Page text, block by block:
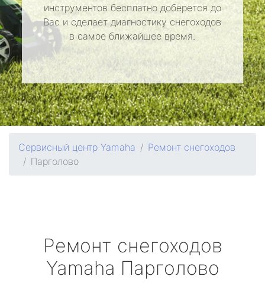
инструментов бесплатно доберется до
Вас и сделает диагностику снегоходов
в самое ближайшее время.
Сервисный центр Yamaha
Ремонт снегоходов
Парголово
Ремонт снегоходов
Yamaha Парголово